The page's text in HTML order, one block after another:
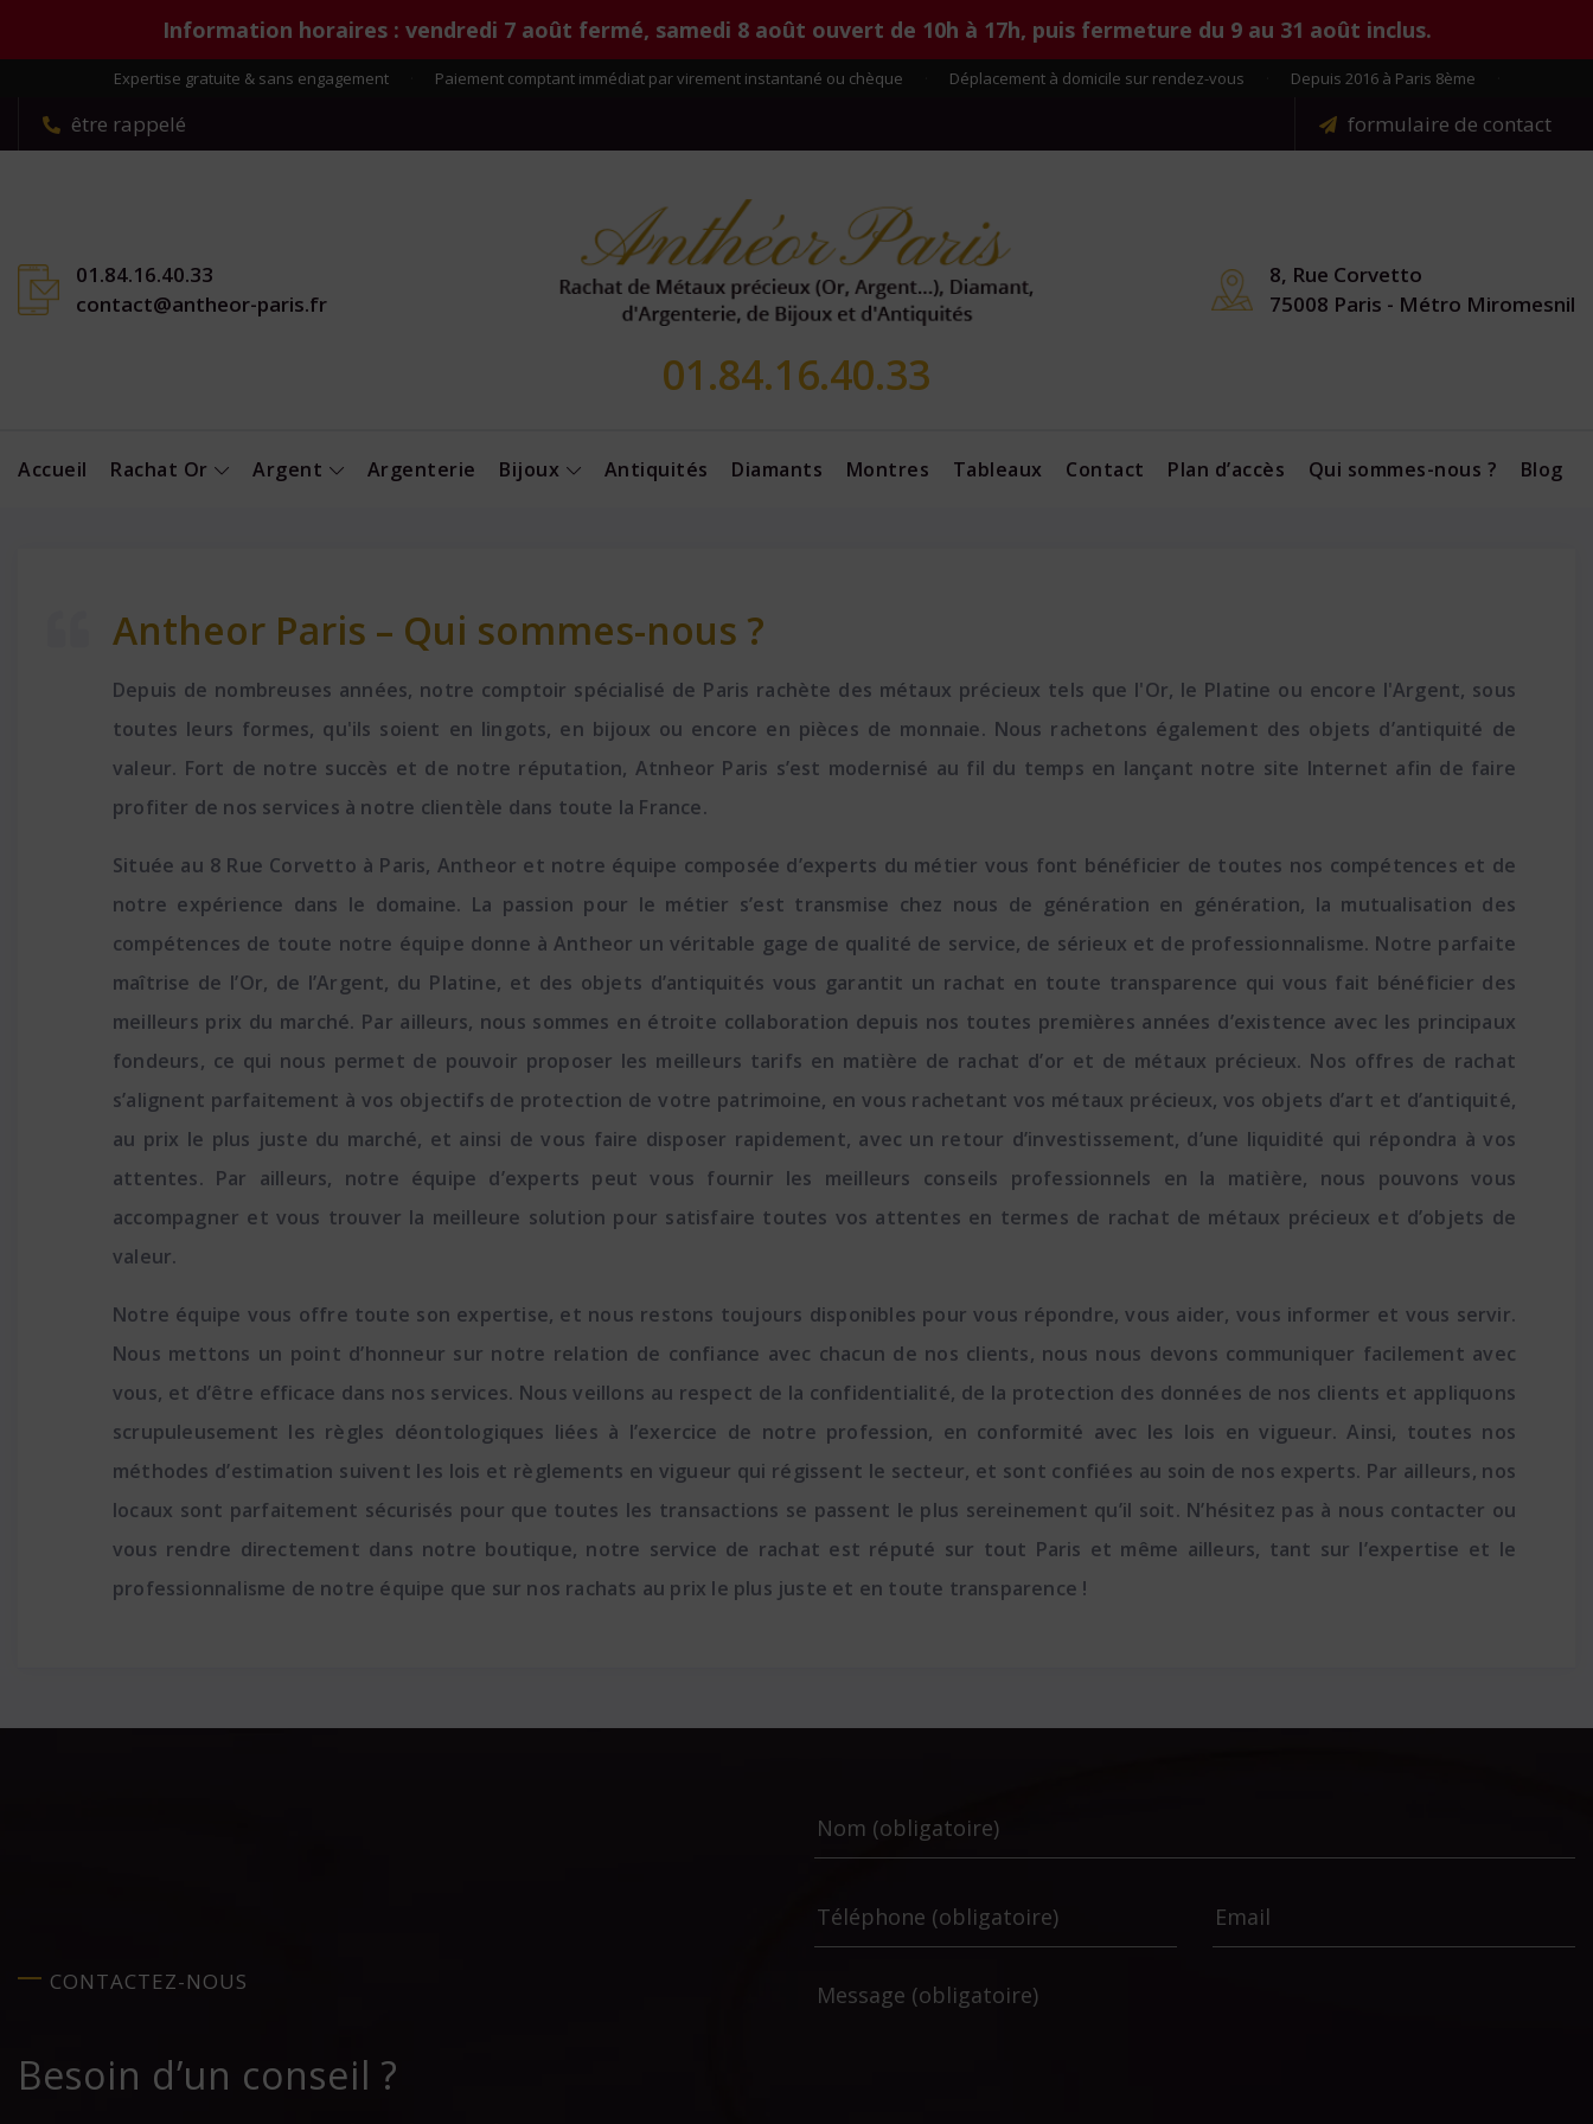
Information horaires : vendredi 7 août fermé, samedi 8 août ouvert de 10h à 17h, puis fermeture du 9 au 31 août inclus.
Expertise gratuite & sans engagement Paiement comptant immédiat par virement instantané ou chèque Déplacement à domicile sur rendez-vous Depuis 2016 à Paris 8ème
être rappelé formulaire de contact
01.84.16.40.33
contact@antheor-paris.fr
01.84.16.40.33
8, Rue Corvetto
75008 Paris - Métro Miromesnil
Accueil Rachat Or Argent Argenterie Bijoux Antiquités Diamants Montres Tableaux Contact Plan d’accès Qui sommes-nous ? Blog
Antheor Paris – Qui sommes-nous ?
Depuis de nombreuses années, notre comptoir spécialisé de Paris rachète des métaux précieux tels que l'Or, le Platine ou encore l'Argent, sous
toutes leurs formes, qu'ils soient en lingots, en bijoux ou encore en pièces de monnaie. Nous rachetons également des objets d’antiquité de
valeur. Fort de notre succès et de notre réputation, Atnheor Paris s’est modernisé au fil du temps en lançant notre site Internet afin de faire
profiter de nos services à notre clientèle dans toute la France.
Située au 8 Rue Corvetto à Paris, Antheor et notre équipe composée d’experts du métier vous font bénéficier de toutes nos compétences et de
notre expérience dans le domaine. La passion pour le métier s’est transmise chez nous de génération en génération, la mutualisation des
compétences de toute notre équipe donne à Antheor un véritable gage de qualité de service, de sérieux et de professionnalisme. Notre parfaite
maîtrise de l’Or, de l’Argent, du Platine, et des objets d’antiquités vous garantit un rachat en toute transparence qui vous fait bénéficier des
meilleurs prix du marché. Par ailleurs, nous sommes en étroite collaboration depuis nos toutes premières années d’existence avec les principaux
fondeurs, ce qui nous permet de pouvoir proposer les meilleurs tarifs en matière de rachat d’or et de métaux précieux. Nos offres de rachat
s’alignent parfaitement à vos objectifs de protection de votre patrimoine, en vous rachetant vos métaux précieux, vos objets d’art et d’antiquité,
au prix le plus juste du marché, et ainsi de vous faire disposer rapidement, avec un retour d’investissement, d’une liquidité qui répondra à vos
attentes. Par ailleurs, notre équipe d’experts peut vous fournir les meilleurs conseils professionnels en la matière, nous pouvons vous
accompagner et vous trouver la meilleure solution pour satisfaire toutes vos attentes en termes de rachat de métaux précieux et d’objets de
valeur.
Notre équipe vous offre toute son expertise, et nous restons toujours disponibles pour vous répondre, vous aider, vous informer et vous servir.
Nous mettons un point d’honneur sur notre relation de confiance avec chacun de nos clients, nous nous devons communiquer facilement avec
vous, et d’être efficace dans nos services. Nous veillons au respect de la confidentialité, de la protection des données de nos clients et appliquons
scrupuleusement les règles déontologiques liées à l’exercice de notre profession, en conformité avec les lois en vigueur. Ainsi, toutes nos
méthodes d’estimation suivent les lois et règlements en vigueur qui régissent le secteur, et sont confiées au soin de nos experts. Par ailleurs, nos
locaux sont parfaitement sécurisés pour que toutes les transactions se passent le plus sereinement qu’il soit. N’hésitez pas à nous contacter ou
vous rendre directement dans notre boutique, notre service de rachat est réputé sur tout Paris et même ailleurs, tant sur l’expertise et le
professionnalisme de notre équipe que sur nos rachats au prix le plus juste et en toute transparence !
CONTACTEZ-NOUS
Besoin d’un conseil ?